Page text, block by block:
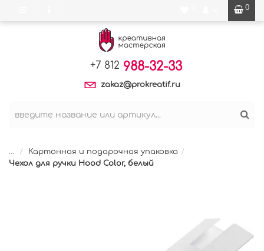
0
+7 812 988-32-33
zakaz@prokreatif.ru
...
Картонная и подарочная упаковка
Чехол для ручки Hood Color, белый